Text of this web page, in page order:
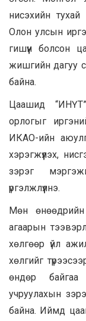
нисэхийн
Олон улсын
гишүүн болсон
жишгийн дагуу
байна.
Цаашид
орлогыг
ИКАО-ийн
хэрэгжүүлэх,
зэрэг
үргэлжлүүлнэ.
Мөн
агаарын
хөлгөөр үйл
хөлгийг
өндөр байгаа
учруулахын
байна. Иймд